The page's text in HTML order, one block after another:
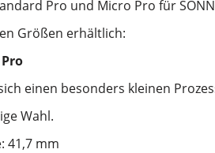
Pro und Micro Pro für
Größen erhältlich:
einen besonders kleinen
Wahl.
41,7 mm